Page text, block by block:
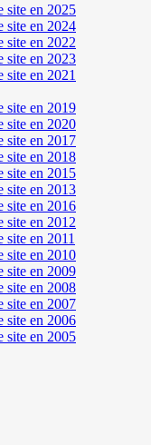
site en 2025
site en 2024
site en 2022
site en 2023
site en 2021
site en 2019
site en 2020
site en 2017
site en 2018
site en 2015
site en 2013
site en 2016
site en 2012
site en 2011
site en 2010
site en 2009
site en 2008
site en 2007
site en 2006
site en 2005